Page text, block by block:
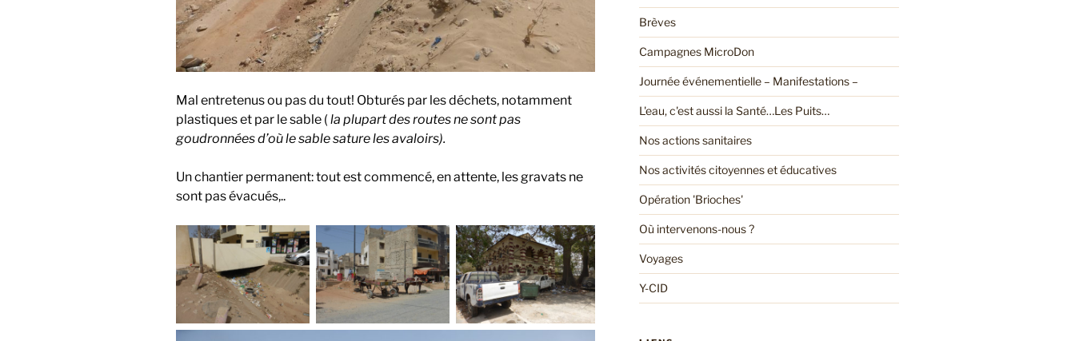
Mal entretenus ou pas du tout! Obturés par les déchets, notamment
plastiques et par le sable (la plupart des routes ne sont pas
goudronnées d’où le sable sature les avaloirs).
Un chantier permanent: tout est commencé, en attente, les gravats ne
sont pas évacués,..
Brèves
Campagnes MicroDon
Journée événementielle – Manifestations –
L'eau, c'est aussi la Santé…Les Puits…
Nos actions sanitaires
Nos activités citoyennes et éducatives
Opération 'Brioches'
Où intervenons-nous ?
Voyages
Y-CID